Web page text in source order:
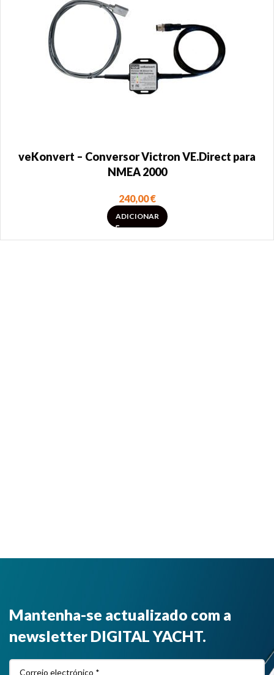
veKonvert – Conversor Victron VE.Direct para
NMEA 2000
240,00€
ADICIONAR
Mantenha-se actualizado com a
newsletter DIGITAL YACHT.